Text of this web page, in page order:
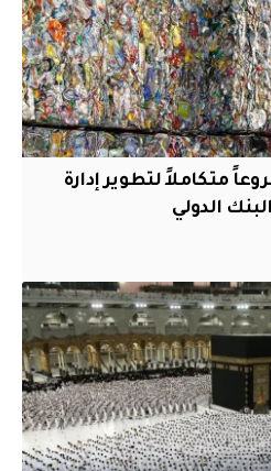
متكاملاً لتطوير إدارة
الدولي